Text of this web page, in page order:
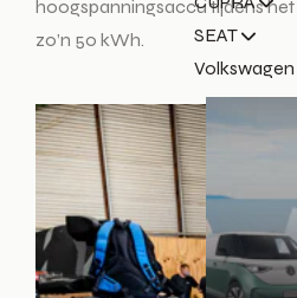
SEAT
hoogspanningsaccu tijdens
zo’n 50 kWh.